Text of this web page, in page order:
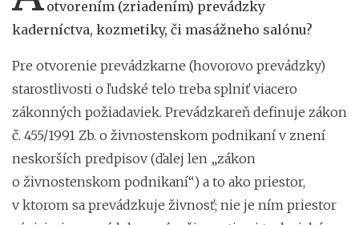
otvorením (zriadením) prevádzky
kaderníctva, kozmetiky, či masážneho salónu?
Pre otvorenie prevádzkarne (hovorovo prevádzky)
starostlivosti o ľudské telo treba splniť viacero
zákonných požiadaviek. Prevádzkareň definuje zákon
č. 455/1991 Zb. o živnostenskom podnikaní v znení
neskorších predpisov (ďalej len „zákon
o živnostenskom podnikaní“) a to ako priestor,
v ktorom sa prevádzkuje živnosť; nie je ním priestor